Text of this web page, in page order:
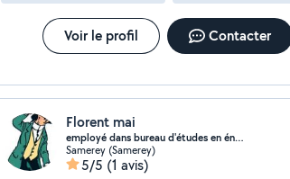
Voir le profil Contacter
Florent mai
employé dans bureau d'études en énergie électriq..
Samerey (Samerey)
5/5 (1 avis)